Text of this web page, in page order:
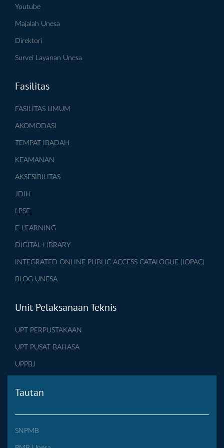
Youtube
Majalah Unesa
Direktori
Survei Layanan Unesa
Fasilitas
FASILITAS UMUM
AKOMODASI
TEMPAT IBADAH
KEAMANAN
AKSESIBILITAS
JDIH
LPSE
E-LEARNING
DIGITAL LIBRARY
INTEGRATED ONLINE PUBLIC ACCESS CATALOGUE (IOPAC)
BLOG UNESA
Unit Pelaksanaan Teknis
UPT PERPUSTAKAAN
UPT PUSAT BAHASA
UPPBJ
Tautan
SNPMB